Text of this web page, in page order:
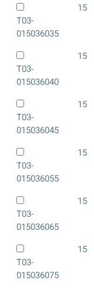
T03-
015036035
15
T03-
015036040
15
T03-
015036045
15
T03-
015036055
15
T03-
015036065
15
T03-
015036075
15